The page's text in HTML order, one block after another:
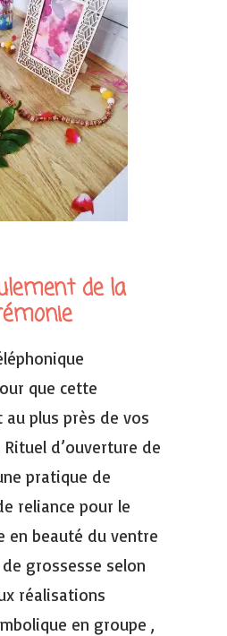
de la
que cette
plus près de vos
d’ouverture de
pratique de
reliance pour le
en beauté du ventre
grossesse selon
réalisations
en groupe ,